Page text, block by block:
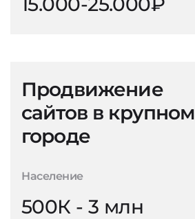
Продвижение
сайтов в крупном
городе
Население
500К - 3 млн